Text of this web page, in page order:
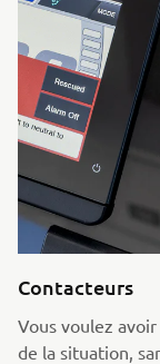
Contacteurs
Vous voulez
de la situation,